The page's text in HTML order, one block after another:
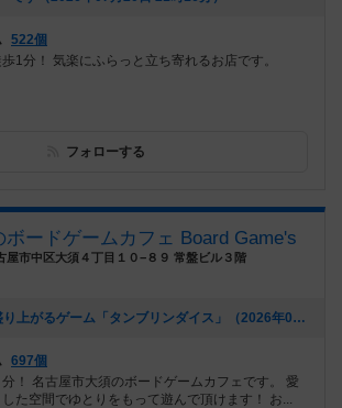
522個
1分！ 気楽にふらっと立ち寄れるお店です。
フォローする
ボードゲームカフェ Board Game's
屋市中区大須４丁目１０−８９ 常盤ビル３階
[NEW] 初心者でも盛り上がるゲーム「タンブリンダイス」（2026年07月17日 14時05分）
697個
分！ 名古屋市大須のボードゲームカフェです。 愛
た空間でゆとりをもって遊んで頂けます！ お...